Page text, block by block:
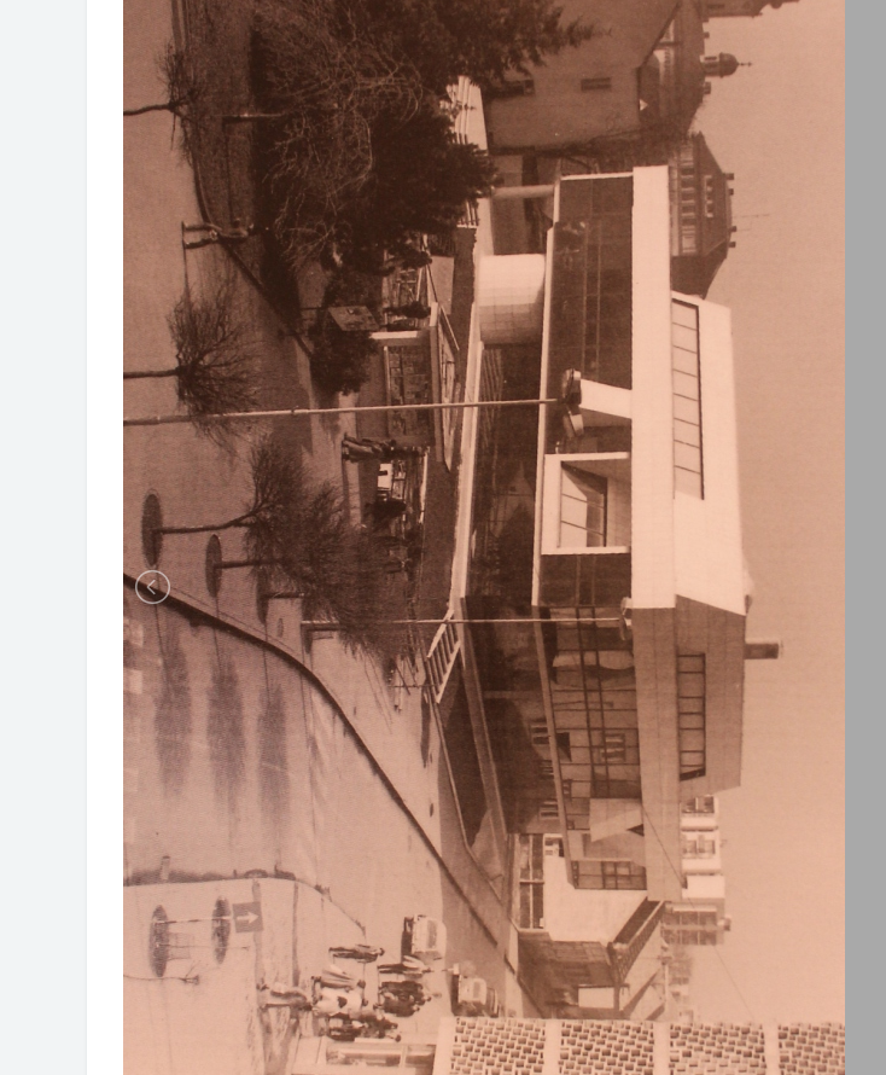
Obrasci zahtjeva za regresirano gorivo dostupni od 13. marta do 15. novembra
Zahtjev za izdavanje PONOSNE KARTICE
Obavještenje o zabrani saobraćaja 6. i 7. avgusta
Obavještenje za preduzetnika - Vera Ujić